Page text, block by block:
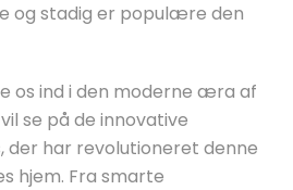
og stadig er populære den
os ind i den moderne æra af
se på de innovative
der har revolutioneret denne
hjem. Fra smarte